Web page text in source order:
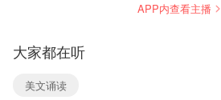
风貌，表现了梅花
坚强不屈，不畏寒
冷对春天充满信心
和谦虚的风格，塑
首小令可分四层，
APP内查看主播
大家都在听
美文诵读